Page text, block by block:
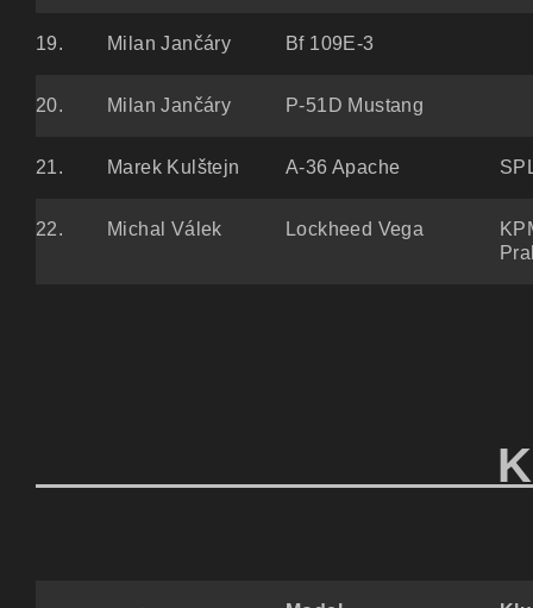
19. Milan Jančáry Bf 109E-3
20. Milan Jančáry P-51D Mustang
21. Marek Kulštejn A-36 Apache
22. Michal Válek Lockheed Vega